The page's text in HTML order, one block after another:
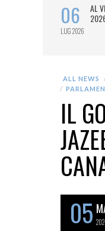
06
LUG 2026
AL
ALL NEWS
IL
05